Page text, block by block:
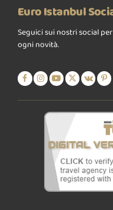
Euro Istanbul
Seguici sui nostri social
ogni novità.